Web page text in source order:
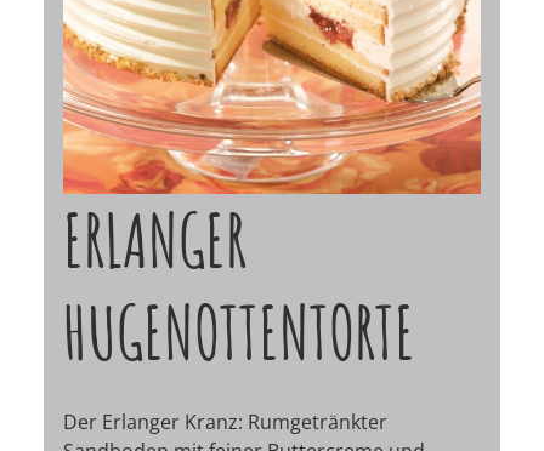
ERLANGER
HUGENOTTENTORTE
Der Erlanger Kranz: Rumgetränkter